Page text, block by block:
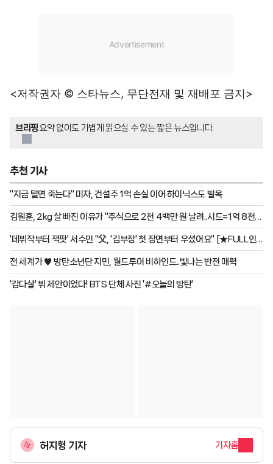
<저작권자 © 스타뉴스, 무단전재 및 재배포 금지>
브리핑 요약 없이도 가볍게 읽으실 수 있는 짧은 뉴스입니다.
추천 기사
"지금 털면 죽는다" 미자, 건설주 1억 손실 이어 하이닉스도 발목
김원훈, 2kg 살 빠진 이유가 "주식으로 2천 4백만 원 날려..시드=1억 8천"
[개미 김원훈]
'데뷔작부터 잭팟' 서수민 "父, '김부장' 첫 장면부터 우셨어요" [★FULL인
터뷰]
전 세계가 ♥ 방탄소년단 지민, 월드투어 비하인드..빛나는 반전 매력
'감다살' 뷔 제안이었다! BTS 단체 사진 '#오늘의 방탄'
허지형 기자 기자홈